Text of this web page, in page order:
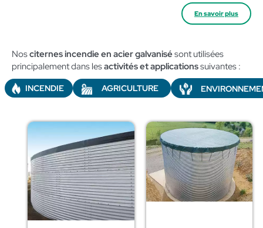
En savoir plus
Nosciternes incendie en acier galvanisésont utilisées
principalement dans lesactivités et applicationssuivantes :​
INCENDIE AGRICULTURE